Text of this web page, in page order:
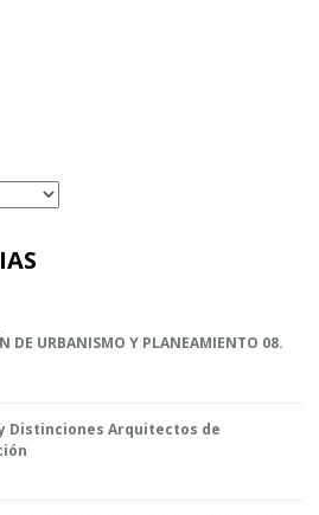
DE URBANISMO Y PLANEAMIENTO 08.
Distinciones Arquitectos de